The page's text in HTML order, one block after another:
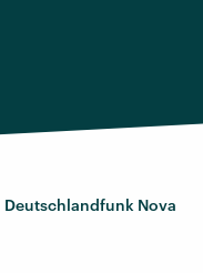
Deutschlandfunk Nova